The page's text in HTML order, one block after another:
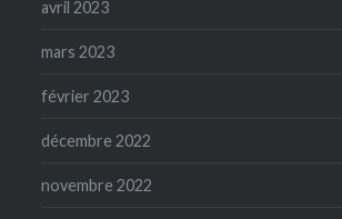
avril 2023
mars 2023
février 2023
décembre 2022
novembre 2022